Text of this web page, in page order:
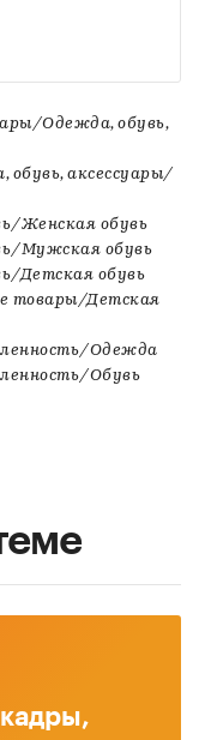
Одежда, обувь,
аксессуары/
Женская обувь
Мужская обувь
Детская обувь
товары/Детская
Одежда
Обувь